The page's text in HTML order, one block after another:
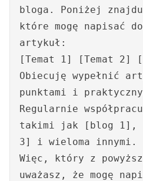
bloga. Poniżej
które mogę napisać
artykuł:
[Temat 1] [Temat 2]
Obiecuję wypełnić
punktami i
Regularnie
takimi jak [blog 1],
3] i wieloma innymi.
Więc, który z
uważasz, że mogę